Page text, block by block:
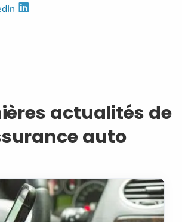
actualités de
auto